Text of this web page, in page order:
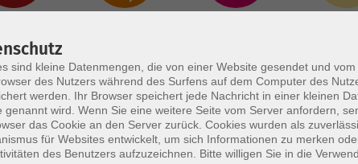
sind kleine Datenmengen, die von einer Website gesendet und vom
des Nutzers während des Surfens auf dem Computer des
werden. Ihr Browser speichert jede Nachricht in einer kleinen
genannt wird. Wenn Sie eine weitere Seite vom Server anfordern,
das Cookie an den Server zurück. Cookies wurden als
für Websites entwickelt, um sich Informationen zu merken
des Benutzers aufzuzeichnen. Bitte willigen Sie in die